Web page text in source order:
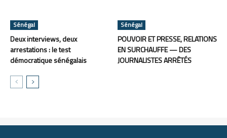
Sénégal
Deux interviews, deux
arrestations : le test
démocratique sénégalais
Sénégal
POUVOIR ET PRESSE, RELATIONS
EN SURCHAUFFE — DES
JOURNALISTES ARRÊTÉS